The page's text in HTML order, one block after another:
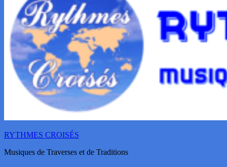
RYTHMES CROISÉS
Musiques de Traverses et de Traditions